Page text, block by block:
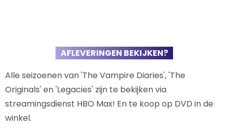
AFLEVERINGEN BEKIJKEN?
Alle seizoenen van 'The Vampire Diaries', 'The
Originals' en 'Legacies' zijn te bekijken via
streamingsdienst HBO Max! En te koop op DVD in de
winkel.